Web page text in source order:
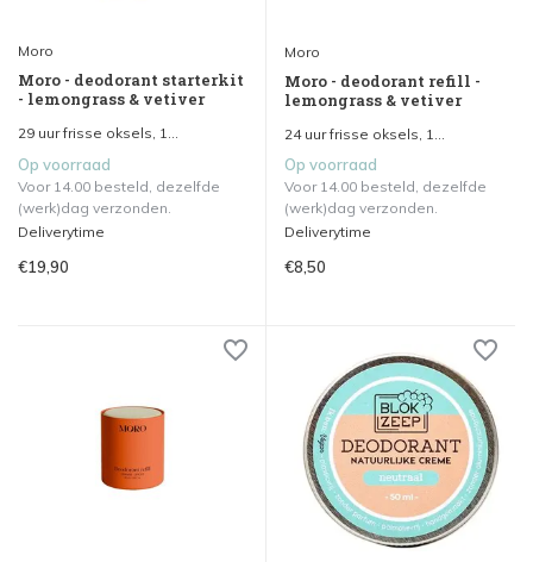
Moro
Moro - deodorant starterkit
- lemongrass & vetiver
29 uur frisse oksels, 1...
Op voorraad
Voor 14.00 besteld, dezelfde
(werk)dag verzonden.
Deliverytime
€19,90
Moro
Moro - deodorant refill -
lemongrass & vetiver
24 uur frisse oksels, 1...
Op voorraad
Voor 14.00 besteld, dezelfde
(werk)dag verzonden.
Deliverytime
€8,50